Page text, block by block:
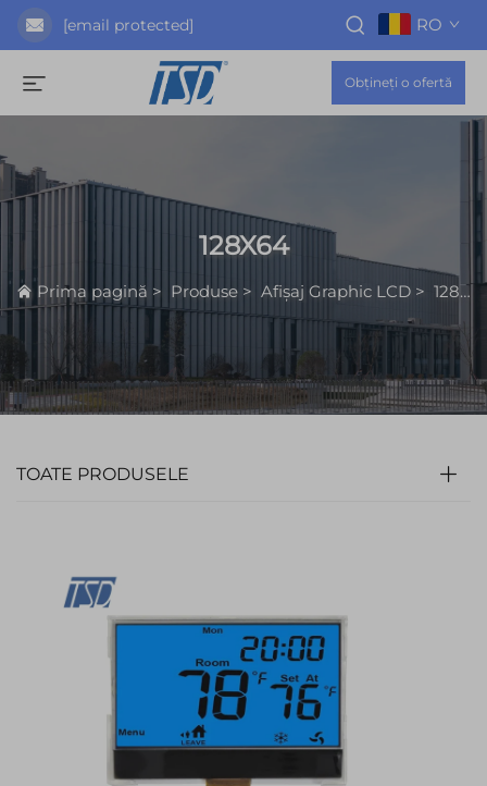
[email protected] RO
Obțineți o ofertă
128X64
Prima pagină > Produse > Afișaj Graphic LCD > 128X64
TOATE PRODUSELE